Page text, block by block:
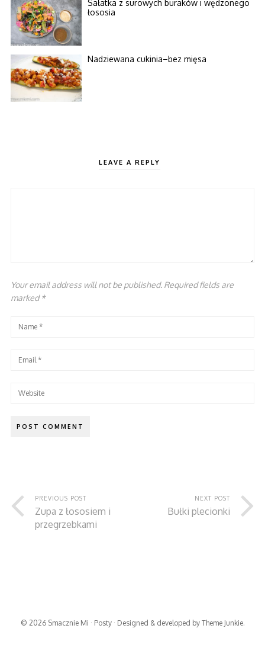
Sałatka z surowych buraków i wędzonego
łososia
Nadziewana cukinia–bez mięsa
LEAVE A REPLY
Your email address will not be published. Required fields are
marked*
PREVIOUS POST
Zupa z łososiem i
przegrzebkami
NEXT POST
Bułki plecionki
© 2026 Smacznie Mi · Posty· Designed & developed by Theme Junkie.